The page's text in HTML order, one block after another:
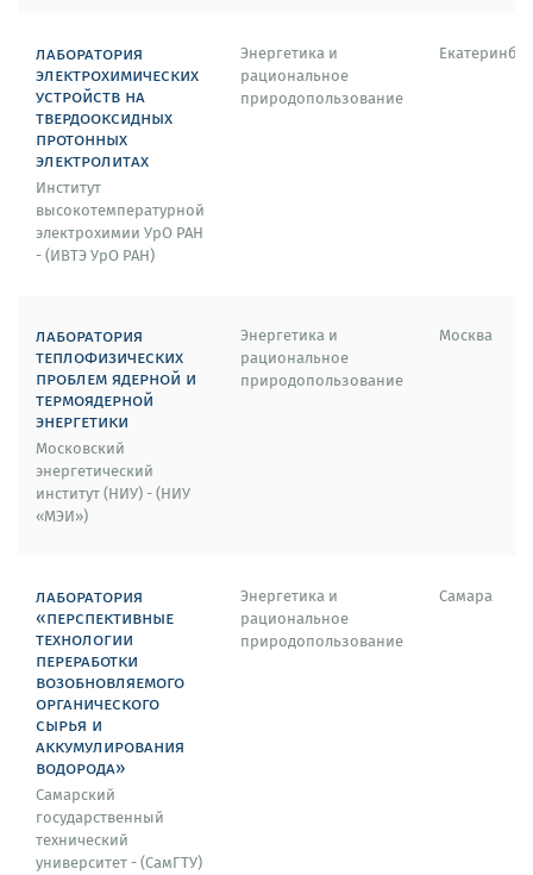
лаборатория
электрохимических
устройств на
твердооксидных
протонных
электролитах
Институт
высокотемпературной
электрохимии УрО РАН
- (ИВТЭ УрО РАН)
Энергетика и
рациональное
природопользование
лаборатория
теплофизических
проблем ядерной и
термоядерной
энергетики
Московский
энергетический
институт (НИУ) - (НИУ
«МЭИ»)
Энергетика и
рациональное
природопользование
Москва
лаборатория
«перспективные
технологии
переработки
возобновляемого
органического
сырья и
аккумулирования
водорода»
Самарский
государственный
технический
университет - (СамГТУ)
Энергетика и
рациональное
природопользование
Самара